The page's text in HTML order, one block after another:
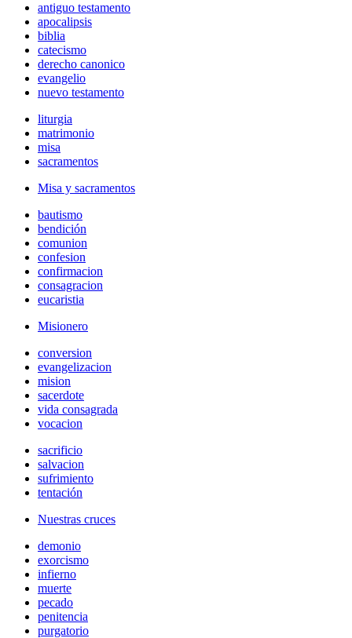
antiguo testamento
apocalipsis
biblia
catecismo
derecho canonico
evangelio
nuevo testamento
liturgia
matrimonio
misa
sacramentos
Misa y sacramentos
bautismo
bendición
comunion
confesion
confirmacion
consagracion
eucaristia
Misionero
conversion
evangelizacion
mision
sacerdote
vida consagrada
vocacion
sacrificio
salvacion
sufrimiento
tentación
Nuestras cruces
demonio
exorcismo
infierno
muerte
pecado
penitencia
purgatorio